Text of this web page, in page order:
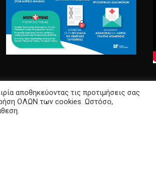
αποθηκεύοντας τις προτιμήσεις σας
ΟΛΩΝ των cookies. Ωστόσο,